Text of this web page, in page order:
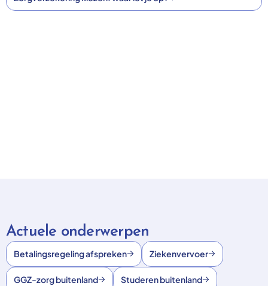
Actuele onderwerpen
Betalingsregeling afspreken Ziekenvervoer
GGZ-zorg buitenland Studeren buitenland